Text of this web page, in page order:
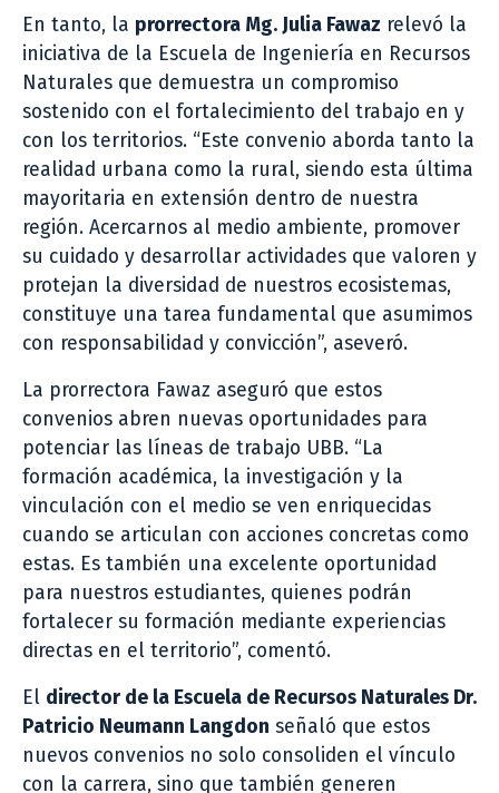
En tanto, la prorrectora Mg. Julia Fawaz relevó la
iniciativa de la Escuela de Ingeniería en Recursos
Naturales que demuestra un compromiso
sostenido con el fortalecimiento del trabajo en y
con los territorios. “Este convenio aborda tanto la
realidad urbana como la rural, siendo esta última
mayoritaria en extensión dentro de nuestra
región. Acercarnos al medio ambiente, promover
su cuidado y desarrollar actividades que valoren y
protejan la diversidad de nuestros ecosistemas,
constituye una tarea fundamental que asumimos
con responsabilidad y convicción”, aseveró.
La prorrectora Fawaz aseguró que estos
convenios abren nuevas oportunidades para
potenciar las líneas de trabajo UBB. “La
formación académica, la investigación y la
vinculación con el medio se ven enriquecidas
cuando se articulan con acciones concretas como
estas. Es también una excelente oportunidad
para nuestros estudiantes, quienes podrán
fortalecer su formación mediante experiencias
directas en el territorio”, comentó.
El director de la Escuela de Recursos Naturales Dr.
Patricio Neumann Langdon señaló que estos
nuevos convenios no solo consoliden el vínculo
con la carrera, sino que también generen